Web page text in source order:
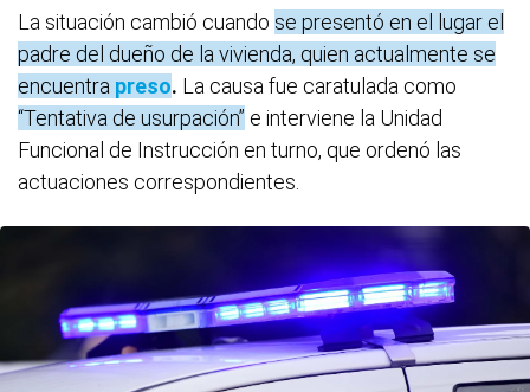
La situación cambió cuando se presentó en el lugar el
padre del dueño de la vivienda, quien actualmente se
encuentra preso. La causa fue caratulada como
“Tentativa de usurpación” e interviene la Unidad
Funcional de Instrucción en turno, que ordenó las
actuaciones correspondientes.